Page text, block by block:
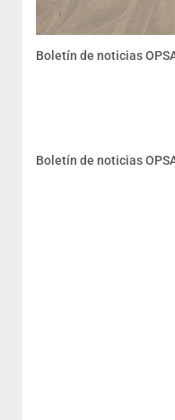
Boletín de noticias
Boletín de noticias